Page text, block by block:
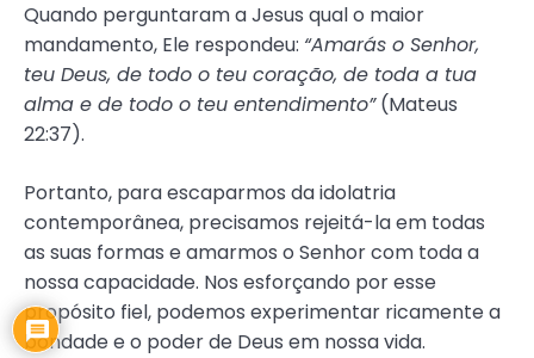
Quando perguntaram a Jesus qual o maior
mandamento, Ele respondeu: “Amarás o Senhor,
teu Deus, de todo o teu coração, de toda a tua
alma e de todo o teu entendimento”(Mateus
22:37).
Portanto, para escaparmos da idolatria
contemporânea, precisamos rejeitá-la em todas
as suas formas e amarmos o Senhor com toda a
nossa capacidade. Nos esforçando por esse
propósito fiel, podemos experimentar ricamente a
bondade e o poder de Deus em nossa vida.